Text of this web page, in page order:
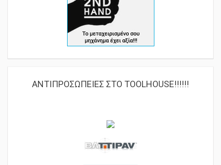
ΑΝΤΙΠΡΟΣΩΠΕΙΕΣ ΣΤΟ TOOLHOUSE!!!!!!